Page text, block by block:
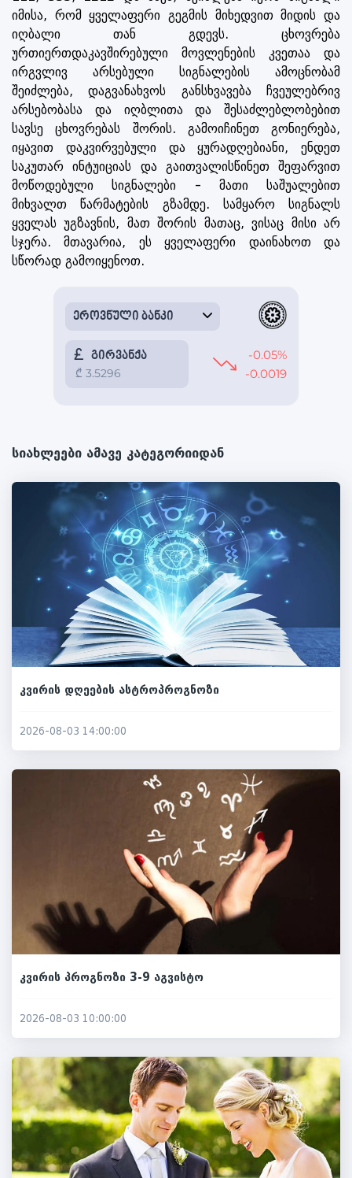
იმისა, რომ ყველაფერი გეგმის მიხედვით მიდის და
იღბალი თან გდევს. ცხოვრება
ურთიერთდაკავშირებული მოვლენების კვეთაა და
ირგვლივ არსებული სიგნალების ამოცნობამ
შეიძლება, დაგვანახვოს განსხვავება ჩვეულებრივ
არსებობასა და იღბლითა და შესაძლებლობებით
სავსე ცხოვრებას შორის. გამოიჩინეთ გონიერება,
იყავით დაკვირვებული და ყურადღებიანი, ენდეთ
საკუთარ ინტუიციას და გაითვალისწინეთ შეფარვით
მოწოდებული სიგნალები - მათი საშუალებით
მიხვალთ წარმატების გზამდე. სამყარო სიგნალს
ყველას უგზავნის, მათ შორის მათაც, ვისაც მისი არ
სჯერა. მთავარია, ეს ყველაფერი დაინახოთ და
სწორად გამოიყენოთ.
სიახლეები ამავე კატეგორიიდან
კვირის დღეების ასტროპროგნოზი
2026-08-03 14:00:00
კვირის პროგნოზი 3-9 აგვისტო
2026-08-03 10:00:00